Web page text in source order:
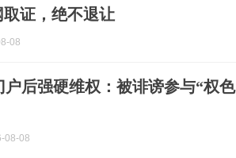
证，绝不退让
08
户后强硬维权：被诽谤参与“权色
08-08